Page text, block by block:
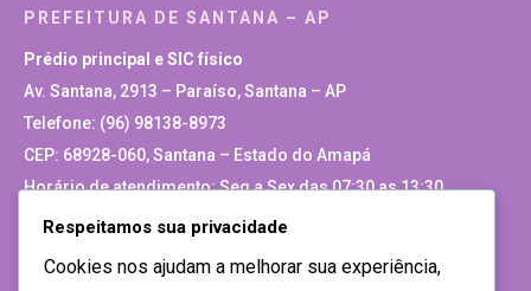
PREFEITURA DE SANTANA – AP
Prédio principal e SIC físico
Av. Santana, 2913 – Paraíso, Santana – AP
Telefone: (96) 98138-8973
CEP: 68928-060, Santana – Estado do Amapá
Horário de atendimento: Seg a Sex das 07:30 as 13:30
Site Antigo
Respeitamos sua privacidade
Cookies nos ajudam a melhorar sua experiência,